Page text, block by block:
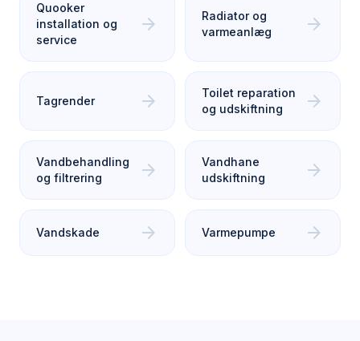
Quooker
installation og
service
arrow_forward
Radiator og
varmeanlæg
arrow_forward
Tagrender arrow_forward
Toilet reparation
og udskiftning
arrow_forward
Vandbehandling
og filtrering
arrow_forward
Vandhane
udskiftning
arrow_forward
Vandskade arrow_forward Varmepumpe arrow_forward